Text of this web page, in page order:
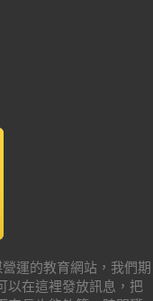
運的教育網站，我們期
以在這裡發放訊息，把